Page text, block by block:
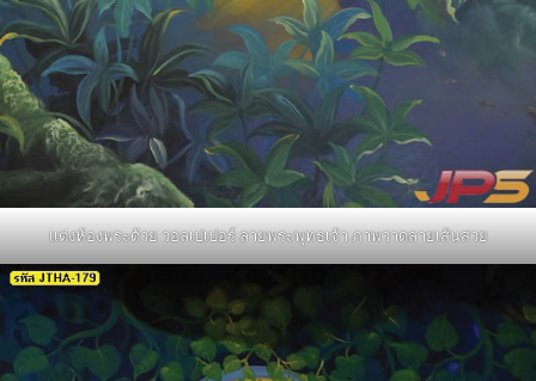
แต่งห้องพระด้วย วอลเปเปอร์ ลายพระพุทธเจ้า ภาพวาดลายเส้นสวย